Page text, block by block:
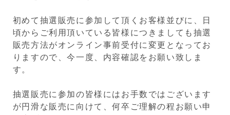
初めて抽選販売に参加して頂くお客様並びに、日
頃からご利用頂いている皆様につきましても抽選
販売方法がオンライン事前受付に変更となってお
りますので、今一度、内容確認をお願い致しま
す。
抽選販売に参加の皆様にはお手数ではございます
が円滑な販売に向けて、何卒ご理解の程お願い申